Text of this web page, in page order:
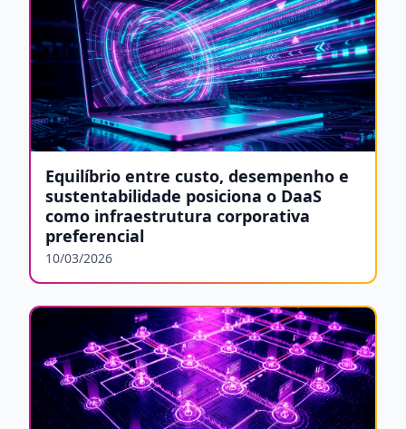
Equilíbrio entre custo, desempenho e
sustentabilidade posiciona o DaaS
como infraestrutura corporativa
preferencial
10/03/2026